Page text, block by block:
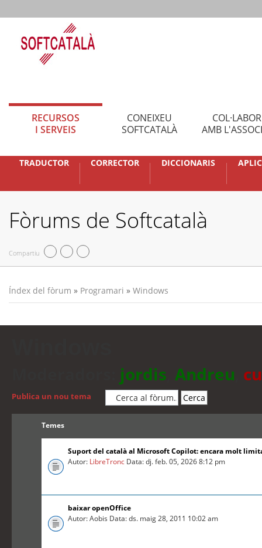
RECURSOS
I SERVEIS
CONEIXEU
SOFTCATALÀ
AMB
TRADUCTOR CORRECTOR DICCIONARIS
Fòrums de Softcatalà
Compartiu
Índex del fòrum » Programari » Windows
jordis Andreu
Publica un nou tema
Temes
Suport del català al Microsoft Copilot: encara molt
Autor: LibreTronc Data: dj. feb. 05, 2026 8:12 pm
baixar openOffice
Autor: Aobis Data: ds. maig 28, 2011 10:02 am